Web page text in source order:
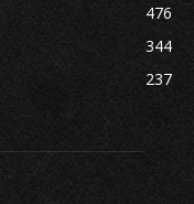
476
344
237